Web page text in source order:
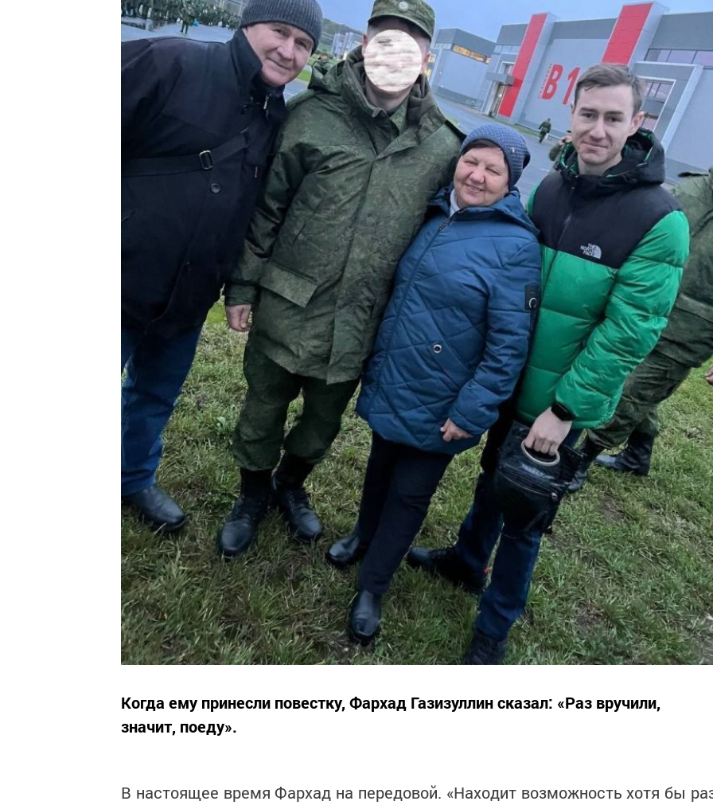
Когда ему принесли повестку, Фархад Газизуллин сказал: «Раз вручили,
значит, поеду».
В настоящее время Фархад на передовой. «Находит возможность хотя бы